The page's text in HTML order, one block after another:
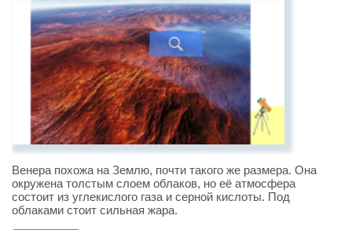
Венера похожа на Землю, почти такого же размера. Она
окружена толстым слоем облаков, но её атмосфера
состоит из углекислого газа и серной кислоты. Под
облаками стоит сильная жара.